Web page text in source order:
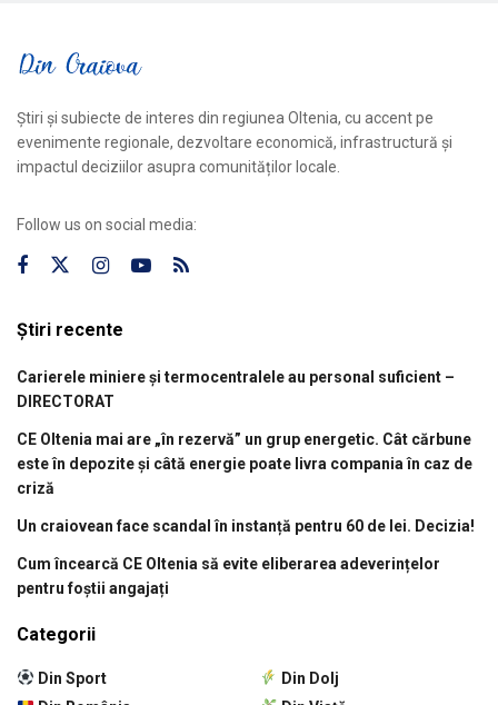
Știri și subiecte de interes din regiunea Oltenia, cu accent pe
evenimente regionale, dezvoltare economică, infrastructură și
impactul deciziilor asupra comunităților locale.
Follow us on social media:
Știri recente
Carierele miniere și termocentralele au personal suficient –
DIRECTORAT
CE Oltenia mai are „în rezervă” un grup energetic. Cât cărbune
este în depozite și câtă energie poate livra compania în caz de
criză
Un craiovean face scandal în instanță pentru 60 de lei. Decizia!
Cum încearcă CE Oltenia să evite eliberarea adeverințelor
pentru foștii angajați
Categorii
Din Sport
Din Dolj